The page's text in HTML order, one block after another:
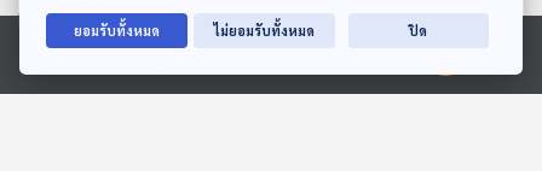
Ⓒ 2020 องค์การกระจายเสียงและแพร่ภาพสาธารณะแห่งประเทศไทย
ยอมรับทั้งหมด ไม่ยอมรับทั้งหมด ปิด